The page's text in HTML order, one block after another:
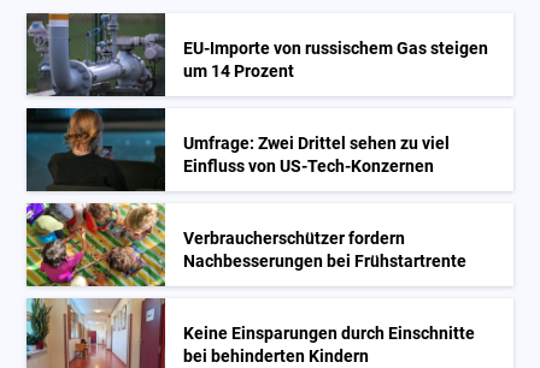
EU-Importe von russischem Gas steigen
um 14 Prozent
Umfrage: Zwei Drittel sehen zu viel
Einfluss von US-Tech-Konzernen
Verbraucherschützer fordern
Nachbesserungen bei Frühstartrente
Keine Einsparungen durch Einschnitte
bei behinderten Kindern